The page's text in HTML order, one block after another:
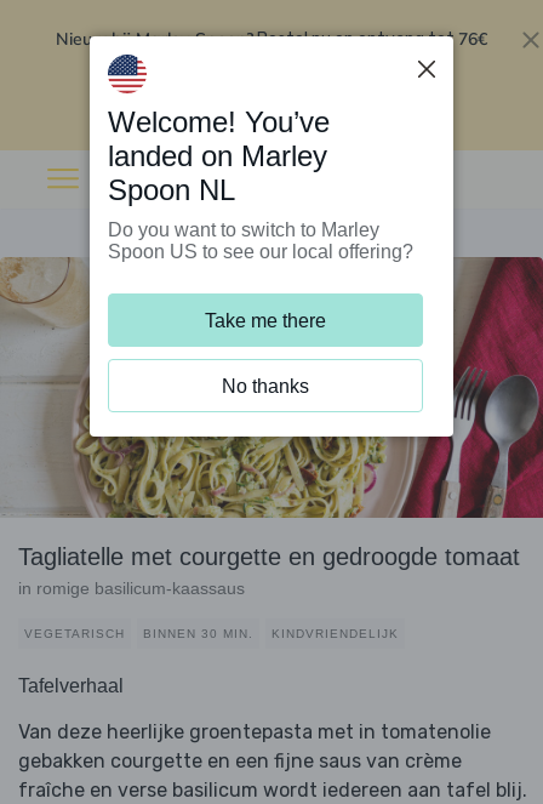
Nieuw bij Marley Spoon?Bestel nu en ontvang tot 76€
Tagliatelle met courgette en gedroogde tomaat
in romige basilicum-kaassaus
VEGETARISCH BINNEN 30 MIN. KINDVRIENDELIJK
Tafelverhaal
Van deze heerlijke groentepasta met in tomatenolie
gebakken courgette en een fijne saus van crème
fraîche en verse basilicum wordt iedereen aan tafel blij.
Welcome! You’ve
landed on Marley
Spoon NL
Do you want to switch to Marley
Spoon US to see our local offering?
Take me there
No thanks